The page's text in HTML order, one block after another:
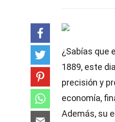
¿Sabías que el
1889, este
precisión y
economía,
Además, su